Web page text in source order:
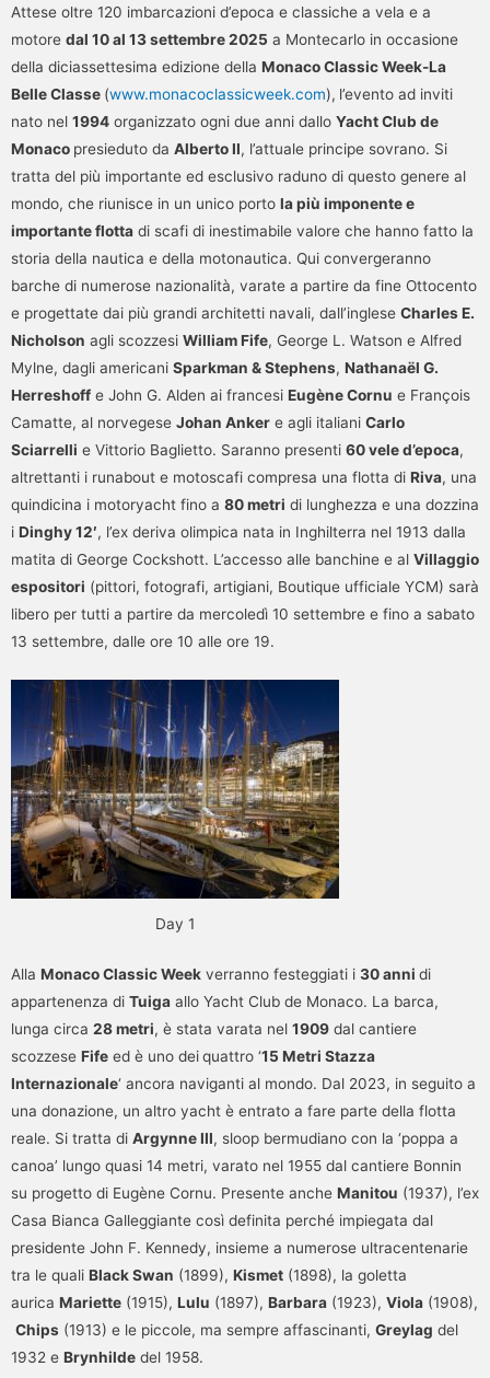
Attese oltre 120 imbarcazioni d’epoca e classiche a vela e a
motore dal 10 al 13 settembre 2025 a Montecarlo in occasione
della diciassettesima edizione della Monaco Classic Week-La
Belle Classe (www.monacoclassicweek.com), l’evento ad inviti
nato nel 1994 organizzato ogni due anni dallo Yacht Club de
Monaco presieduto da Alberto II, l’attuale principe sovrano. Si
tratta del più importante ed esclusivo raduno di questo genere al
mondo, che riunisce in un unico porto la più imponente e
importante flotta di scafi di inestimabile valore che hanno fatto la
storia della nautica e della motonautica. Qui convergeranno
barche di numerose nazionalità, varate a partire da fine Ottocento
e progettate dai più grandi architetti navali, dall’inglese Charles E.
Nicholson agli scozzesi William Fife, George L. Watson e Alfred
Mylne, dagli americani Sparkman & Stephens, Nathanaël G.
Herreshoff e John G. Alden ai francesi Eugène Cornu e François
Camatte, al norvegese Johan Anker e agli italiani Carlo
Sciarrelli e Vittorio Baglietto. Saranno presenti 60 vele d’epoca,
altrettanti i runabout e motoscafi compresa una flotta di Riva, una
quindicina i motoryacht fino a 80 metri di lunghezza e una dozzina
i Dinghy 12′, l’ex deriva olimpica nata in Inghilterra nel 1913 dalla
matita di George Cockshott. L’accesso alle banchine e al Villaggio
espositori (pittori, fotografi, artigiani, Boutique ufficiale YCM) sarà
libero per tutti a partire da mercoledì 10 settembre e fino a sabato
13 settembre, dalle ore 10 alle ore 19.
Day 1
Alla Monaco Classic Week verranno festeggiati i 30 anni di
appartenenza di Tuiga allo Yacht Club de Monaco. La barca,
lunga circa 28 metri, è stata varata nel 1909 dal cantiere
scozzese Fife ed è uno deiquattro ‘15 Metri Stazza
Internazionale‘ ancora naviganti al mondo. Dal 2023, in seguito a
una donazione, un altro yacht è entrato a fare parte della flotta
reale. Si tratta di Argynne III, sloop bermudiano con la ‘poppa a
canoa’ lungo quasi 14 metri, varato nel 1955 dal cantiere Bonnin
su progetto di Eugène Cornu. Presente anche Manitou (1937), l’ex
Casa Bianca Galleggiante così definita perché impiegata dal
presidente John F. Kennedy, insieme a numerose ultracentenarie
tra le quali Black Swan (1899), Kismet (1898), la goletta
aurica Mariette (1915), Lulu (1897), Barbara (1923), Viola (1908),
Chips (1913) e le piccole, ma sempre affascinanti, Greylag del
1932 e Brynhilde del 1958.